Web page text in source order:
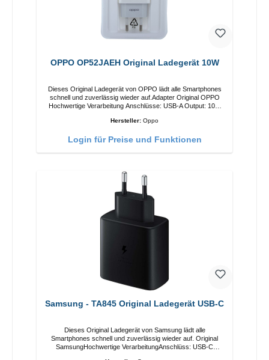
OPPO OP52JAEH Original Ladegerät 10W
Dieses Original Ladegerät von OPPO lädt alle Smartphones
schnell und zuverlässig wieder auf.Adapter Original OPPO
Hochwertige Verarbeitung Anschlüsse: USB-A Output: 10W
Hersteller: Oppo
Login für Preise und Funktionen
Samsung - TA845 Original Ladegerät USB-C
Dieses Original Ladegerät von Samsung lädt alle
Smartphones schnell und zuverlässig wieder auf. Original
SamsungHochwertige VerarbeitungAnschlüss: USB-C